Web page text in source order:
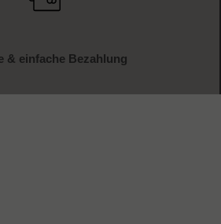
& einfache Bezahlung